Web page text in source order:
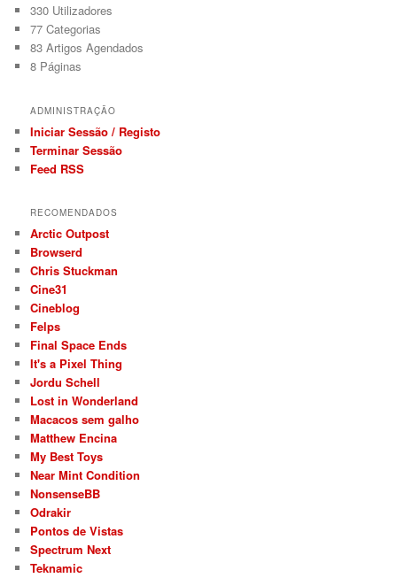
330 Utilizadores
77 Categorias
83 Artigos Agendados
8 Páginas
ADMINISTRAÇÃO
Iniciar Sessão / Registo
Terminar Sessão
Feed RSS
RECOMENDADOS
Arctic Outpost
Browserd
Chris Stuckman
Cine31
Cineblog
Felps
Final Space Ends
It's a Pixel Thing
Jordu Schell
Lost in Wonderland
Macacos sem galho
Matthew Encina
My Best Toys
Near Mint Condition
NonsenseBB
Odrakir
Pontos de Vistas
Spectrum Next
Teknamic